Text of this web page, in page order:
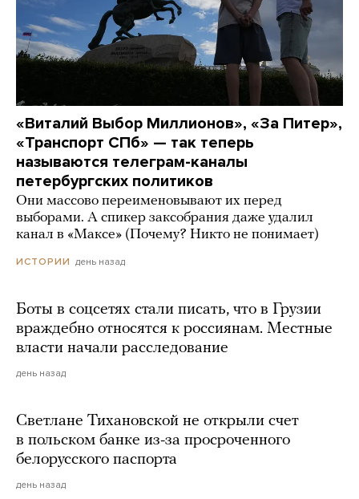
«Виталий Выбор Миллионов», «За Питер»,
«Транспорт СПб» — так теперь
называются телеграм-каналы
петербургских политиков
Они массово переименовывают их перед
выборами. А спикер заксобрания даже удалил
канал в «Максе» (Почему? Никто не понимает)
ИСТОРИИ день назад
Боты в соцсетях стали писать, что в Грузии
враждебно относятся к россиянам. Местные
власти начали расследование
день назад
Светлане Тихановской не открыли счет
в польском банке из-за просроченного
белорусского паспорта
день назад